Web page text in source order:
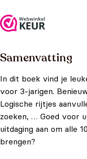
€9,99.
Samenvatting
In dit boek vind je
voor 3-jarigen.
Logische rijtjes
zoeken, … Goed voor
uitdaging aan om alle
brengen?